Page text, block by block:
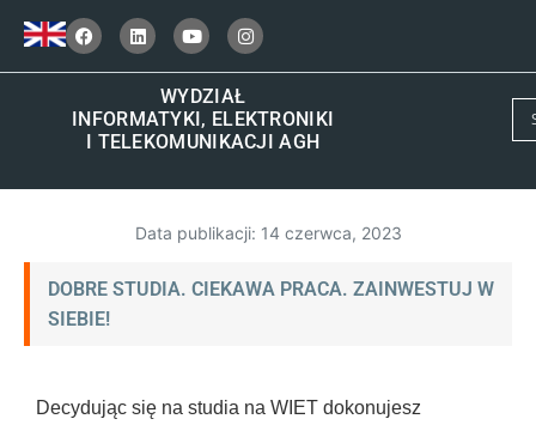
WYDZIAŁ
INFORMATYKI, ELEKTRONIKI
I TELEKOMUNIKACJI AGH
Data publikacji: 14 czerwca, 2023
DOBRE STUDIA. CIEKAWA PRACA. ZAINWESTUJ W
SIEBIE!
Decydując się na studia na WIET dokonujesz